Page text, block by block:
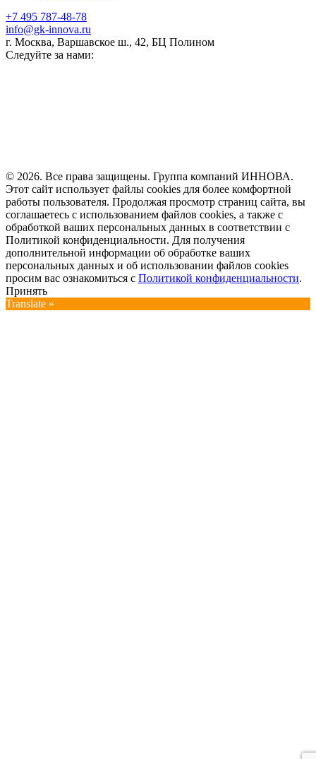
+7 495 787-48-78
info@gk-innova.ru
г. Москва, Варшавское ш., 42, БЦ Полином
Следуйте за нами:
© 2026. Все права защищены. Группа компаний ИННОВА.
Этот сайт использует файлы cookies для более комфортной
работы пользователя. Продолжая просмотр страниц сайта, вы
соглашаетесь с использованием файлов cookies, а также с
обработкой ваших персональных данных в соответствии с
Политикой конфиденциальности. Для получения
дополнительной информации об обработке ваших
персональных данных и об использовании файлов cookies
просим вас ознакомиться с Политикой конфиденциальности.
Принять
Translate »